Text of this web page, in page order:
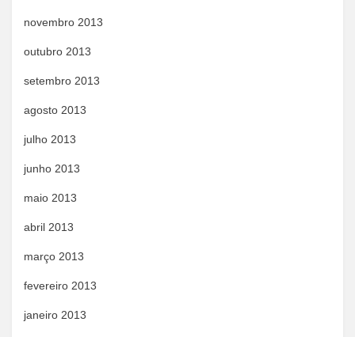
novembro 2013
outubro 2013
setembro 2013
agosto 2013
julho 2013
junho 2013
maio 2013
abril 2013
março 2013
fevereiro 2013
janeiro 2013